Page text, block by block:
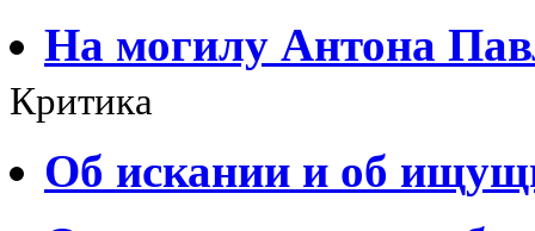
На могилу Антона
Критика
Об искании и об